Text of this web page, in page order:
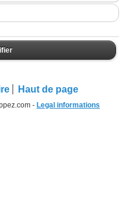
Haut de page
- Legal informations